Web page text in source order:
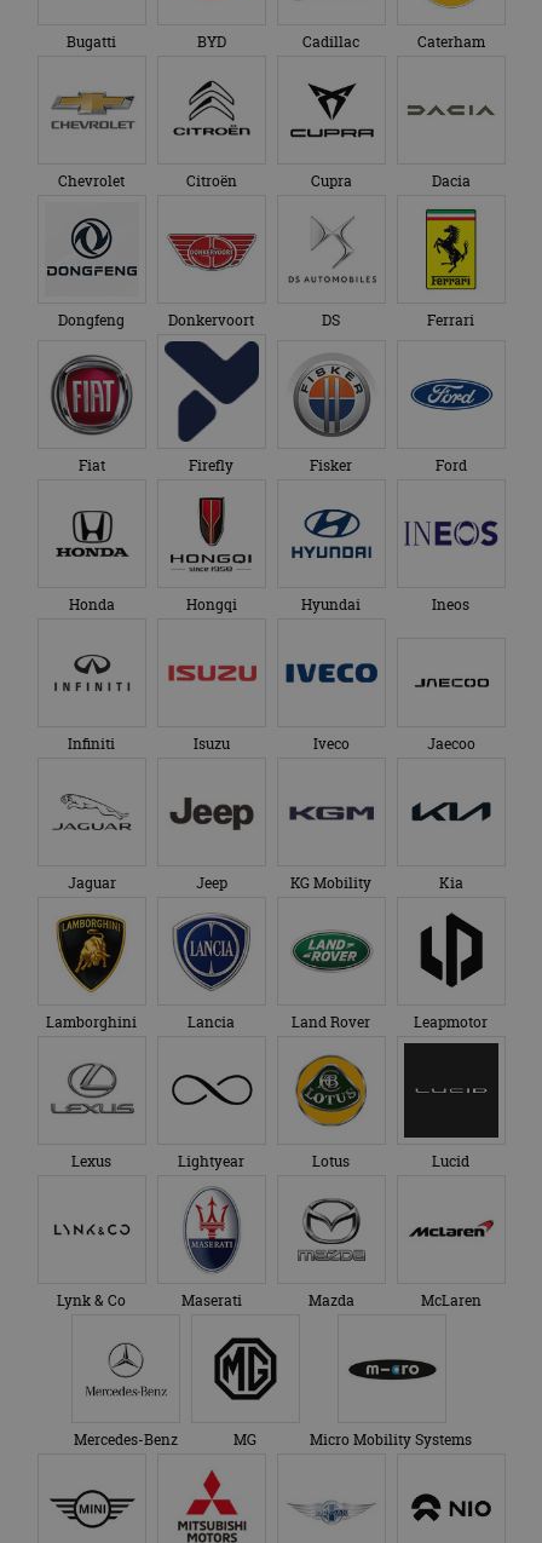
Bugatti BYD Cadillac Caterham
Chevrolet Citroën Cupra Dacia
Dongfeng Donkervoort DS Ferrari
Fiat Firefly Fisker Ford
Honda Hongqi Hyundai Ineos
Infiniti Isuzu Iveco Jaecoo
Jaguar Jeep KG Mobility Kia
Lamborghini Lancia Land Rover Leapmotor
Lexus Lightyear Lotus Lucid
Lynk & Co Maserati Mazda McLaren
Mercedes-Benz MG Micro Mobility Systems